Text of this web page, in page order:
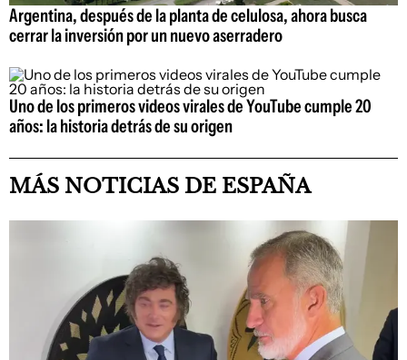
Argentina, después de la planta de celulosa, ahora busca
cerrar la inversión por un nuevo aserradero
Uno de los primeros videos virales de YouTube cumple 20
años: la historia detrás de su origen
MÁS NOTICIAS DE ESPAÑA